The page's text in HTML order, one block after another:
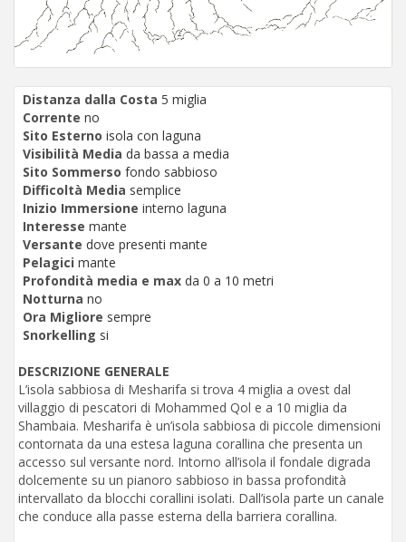
Distanza dalla Costa 5 miglia
Corrente no
Sito Esterno isola con laguna
Visibilità Media da bassa a media
Sito Sommerso fondo sabbioso
Difficoltà Media semplice
Inizio Immersione interno laguna
Interesse mante
Versante dove presenti mante
Pelagici mante
Profondità media e max da 0 a 10 metri
Notturna no
Ora Migliore sempre
Snorkelling si
DESCRIZIONE GENERALE
L’isola sabbiosa di Mesharifa si trova 4 miglia a ovest dal
villaggio di pescatori di Mohammed Qol e a 10 miglia da
Shambaia. Mesharifa è un’isola sabbiosa di piccole dimensioni
contornata da una estesa laguna corallina che presenta un
accesso sul versante nord. Intorno all’isola il fondale digrada
dolcemente su un pianoro sabbioso in bassa profondità
intervallato da blocchi corallini isolati. Dall’isola parte un canale
che conduce alla passe esterna della barriera corallina.